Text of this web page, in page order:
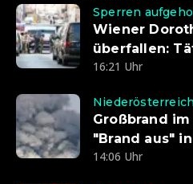
Sperren
Wiener
überfallen:
16:21 Uhr
Niederösterreich
Großbrand
"Brand aus"
14:06 Uhr